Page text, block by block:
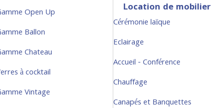
Open Up
Ballon
Chateau
à cocktail
Vintage
Location de mobilier
Cérémonie laïque
Eclairage
Accueil - Conférence
Chauffage
Canapés et Banquettes